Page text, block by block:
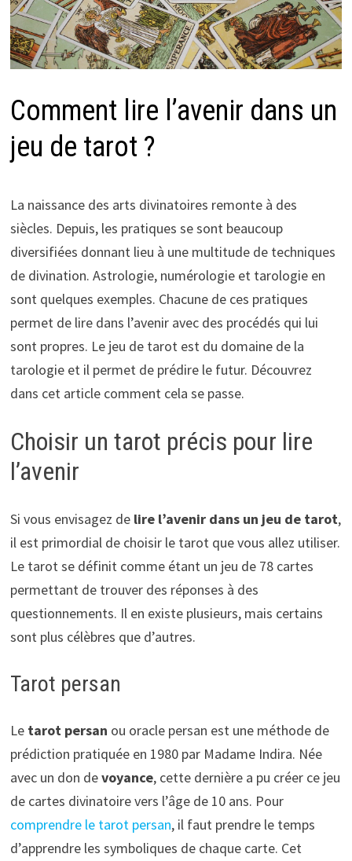
Comment lire l’avenir dans un
jeu de tarot ?
La naissance des arts divinatoires remonte à des
siècles. Depuis, les pratiques se sont beaucoup
diversifiées donnant lieu à une multitude de techniques
de divination. Astrologie, numérologie et tarologie en
sont quelques exemples. Chacune de ces pratiques
permet de lire dans l’avenir avec des procédés qui lui
sont propres. Le jeu de tarot est du domaine de la
tarologie et il permet de prédire le futur. Découvrez
dans cet article comment cela se passe.
Choisir un tarot précis pour lire
l’avenir
Si vous envisagez de lire l’avenir dans un jeu de tarot,
il est primordial de choisir le tarot que vous allez utiliser.
Le tarot se définit comme étant un jeu de 78 cartes
permettant de trouver des réponses à des
questionnements. Il en existe plusieurs, mais certains
sont plus célèbres que d’autres.
Tarot persan
Le tarot persan ou oracle persan est une méthode de
prédiction pratiquée en 1980 par Madame Indira. Née
avec un don devoyance, cette dernière a pu créer ce jeu
de cartes divinatoire vers l’âge de 10 ans. Pour
comprendre le tarot persan, il faut prendre le temps
d’apprendre les symboliques de chaque carte. Cet